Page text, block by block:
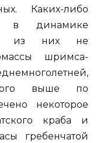
Каких-либо
в динамике
из них не
шримса-
выше по
некоторое
краба и
гребенчатой